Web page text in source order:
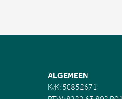
ALGEMEEN
KvK: 50852671